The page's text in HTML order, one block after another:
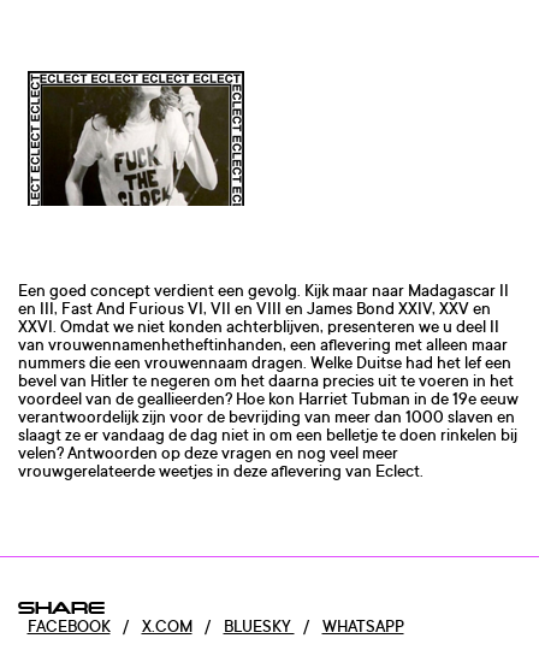
Een goed concept verdient een gevolg. Kijk maar naar Madagascar II
en III, Fast And Furious VI, VII en VIII en James Bond XXIV, XXV en
XXVI. Omdat we niet konden achterblijven, presenteren we u deel II
van vrouwennamenhetheftinhanden, een aflevering met alleen maar
nummers die een vrouwennaam dragen. Welke Duitse had het lef een
bevel van Hitler te negeren om het daarna precies uit te voeren in het
voordeel van de geallieerden? Hoe kon Harriet Tubman in de 19e eeuw
verantwoordelijk zijn voor de bevrijding van meer dan 1000 slaven en
slaagt ze er vandaag de dag niet in om een belletje te doen rinkelen bij
velen? Antwoorden op deze vragen en nog veel meer
vrouwgerelateerde weetjes in deze aflevering van Eclect.
SHARE
FACEBOOK / X.COM / BLUESKY / WHATSAPP